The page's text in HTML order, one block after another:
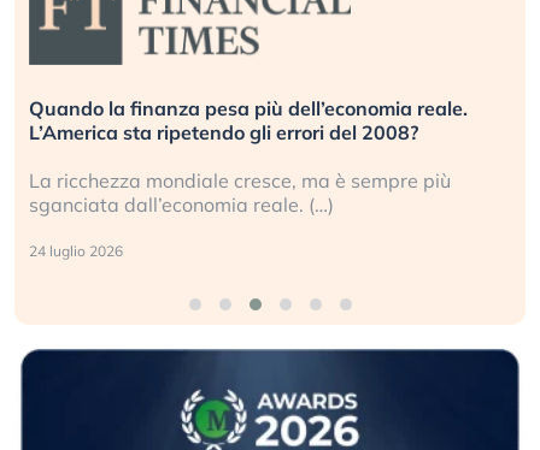
Quando la finanza pesa più dell’economia reale.
L’America sta ripetendo gli errori del 2008?
La ricchezza mondiale cresce, ma è sempre più
sganciata dall’economia reale. (…)
24 luglio 2026